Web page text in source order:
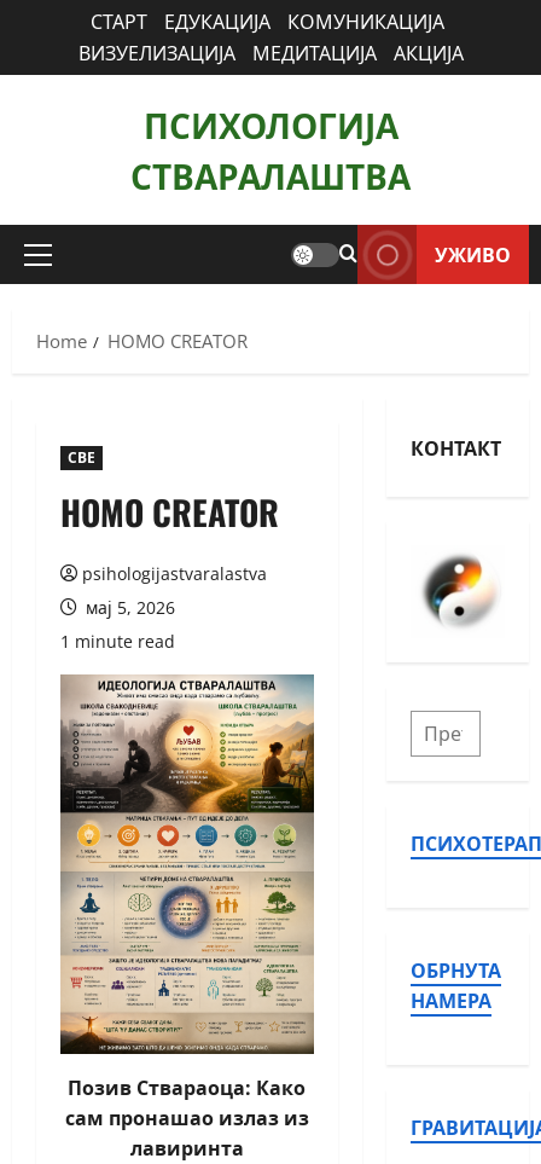
СТАРТ ЕДУКАЦИЈА
КОМУНИКАЦИЈА
ВИЗУЕЛИЗАЦИЈА
МЕДИТАЦИЈА АКЦИЈА
ПСИХОЛОГИЈА
СТВАРАЛАШТВА
УЖИВО
Home HOMO CREATOR
СВЕ
HOMO CREATOR
psihologijastvaralastva
мај 5, 2026
1 minute read
Позив Ствараоца: Како
сам пронашао излаз из
лавиринта
КОНТАКТ
ОБРНУТА
НАМЕРА